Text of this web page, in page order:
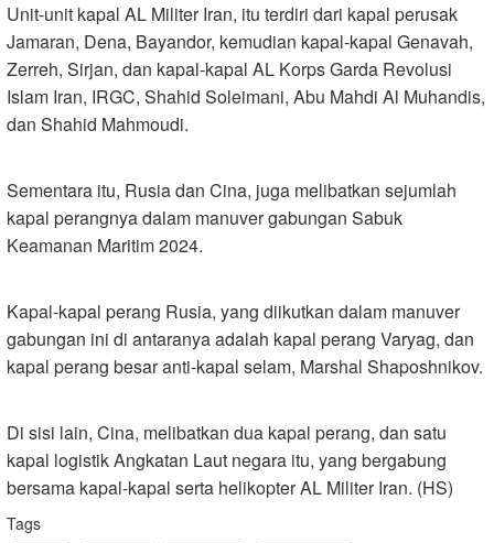
Unit-unit kapal AL Militer Iran, itu terdiri dari kapal perusak
Jamaran, Dena, Bayandor, kemudian kapal-kapal Genavah,
Zerreh, Sirjan, dan kapal-kapal AL Korps Garda Revolusi
Islam Iran, IRGC, Shahid Soleimani, Abu Mahdi Al Muhandis,
dan Shahid Mahmoudi.
Sementara itu, Rusia dan Cina, juga melibatkan sejumlah
kapal perangnya dalam manuver gabungan Sabuk
Keamanan Maritim 2024.
Kapal-kapal perang Rusia, yang diikutkan dalam manuver
gabungan ini di antaranya adalah kapal perang Varyag, dan
kapal perang besar anti-kapal selam, Marshal Shaposhnikov.
Di sisi lain, Cina, melibatkan dua kapal perang, dan satu
kapal logistik Angkatan Laut negara itu, yang bergabung
bersama kapal-kapal serta helikopter AL Militer Iran. (HS)
Tags